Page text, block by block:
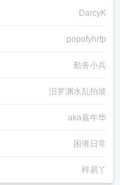
DarcyK
popofyhrfp
勤务小兵
汨罗渊水乱拍坡
aka嘉年华
困倦日常
梓易丫